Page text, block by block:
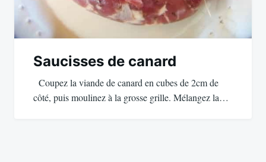
Saucisses de canard
Coupez la viande de canard en cubes de 2cm de
côté, puis moulinez à la grosse grille. Mélangez la…